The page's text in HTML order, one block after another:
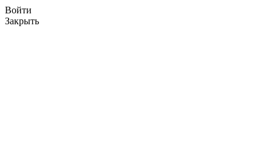
Войти
Закрыть